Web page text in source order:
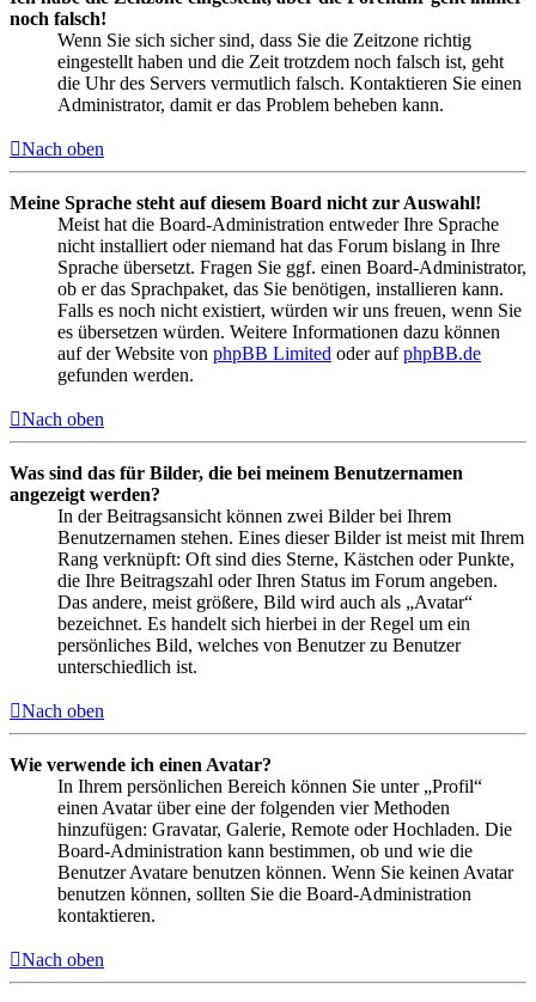
noch falsch!
Wenn Sie sich sicher sind, dass Sie die Zeitzone richtig
eingestellt haben und die Zeit trotzdem noch falsch ist, geht
die Uhr des Servers vermutlich falsch. Kontaktieren Sie einen
Administrator, damit er das Problem beheben kann.
Nach oben
Meine Sprache steht auf diesem Board nicht zur Auswahl!
Meist hat die Board-Administration entweder Ihre Sprache
nicht installiert oder niemand hat das Forum bislang in Ihre
Sprache übersetzt. Fragen Sie ggf. einen Board-Administrator,
ob er das Sprachpaket, das Sie benötigen, installieren kann.
Falls es noch nicht existiert, würden wir uns freuen, wenn Sie
es übersetzen würden. Weitere Informationen dazu können
auf der Website von phpBB Limited oder aufphpBB.de
gefunden werden.
Nach oben
Was sind das für Bilder, die bei meinem Benutzernamen
angezeigt werden?
In der Beitragsansicht können zwei Bilder bei Ihrem
Benutzernamen stehen. Eines dieser Bilder ist meist mit Ihrem
Rang verknüpft: Oft sind dies Sterne, Kästchen oder Punkte,
die Ihre Beitragszahl oder Ihren Status im Forum angeben.
Das andere, meist größere, Bild wird auch als „Avatar“
bezeichnet. Es handelt sich hierbei in der Regel um ein
persönliches Bild, welches von Benutzer zu Benutzer
unterschiedlich ist.
Nach oben
Wie verwende ich einen Avatar?
In Ihrem persönlichen Bereich können Sie unter „Profil“
einen Avatar über eine der folgenden vier Methoden
hinzufügen: Gravatar, Galerie, Remote oder Hochladen. Die
Board-Administration kann bestimmen, ob und wie die
Benutzer Avatare benutzen können. Wenn Sie keinen Avatar
benutzen können, sollten Sie die Board-Administration
kontaktieren.
Nach oben